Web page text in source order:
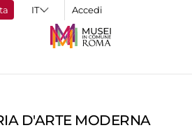
Accedi
D'ARTE MODERNA